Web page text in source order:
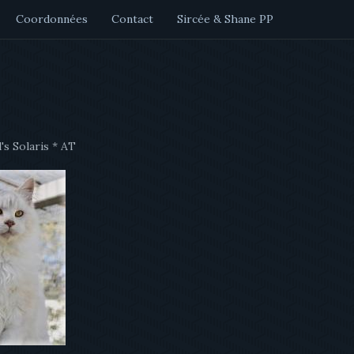
Coordonnées Contact Sircée & Shane PP
Solaris * AT